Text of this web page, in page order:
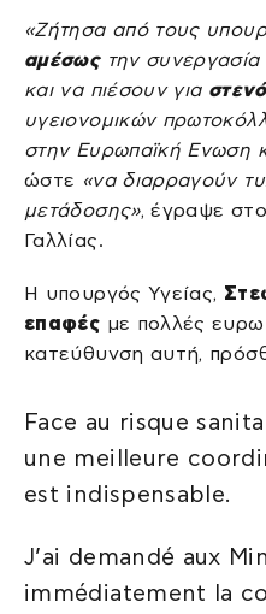
«Ζήτησα από τους
αμέσωςτην συνεργασία
και να πιέσουν για
υγειονομικών
στην Ευρωπαϊκή Ενωση
ώστε «να διαρραγούν
μετάδοσης», έγραψε
Γαλλίας.
Η υπουργός Υγείας,
επαφές με πολλές
κατεύθυνση αυτή,
Face au risque
une meilleure
est indispensable.
J’ai demandé aux
immédiatement la